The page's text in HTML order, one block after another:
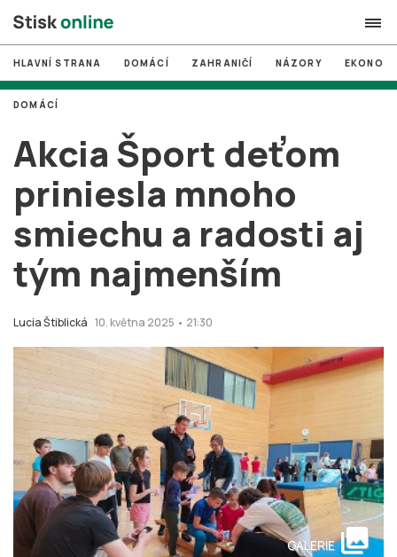
search
# MUNI
# Brno
# volby
login PŘIHLÁSIT SE
Zapomněli jste heslo?
Založit nový účet
HLAVNÍ STRANA DOMÁCÍ ZAHRANIČÍ NÁZORY
Akcia Šport deťom
priniesla mnoho
smiechu a radosti aj
tým najmenším
Lucia Štiblická 10. května 2025 • 21:30
DOMÁCÍ
GALERIE collections